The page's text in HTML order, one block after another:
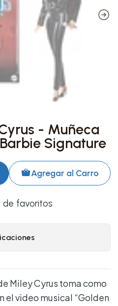
- Muñeca
Signature
Agregar al Carro
de favoritos
Miley Cyrus toma como
el video musical “Golden